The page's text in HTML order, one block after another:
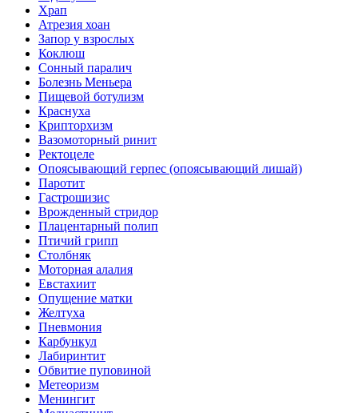
Храп
Атрезия хоан
Запор у взрослых
Коклюш
Сонный паралич
Болезнь Меньера
Пищевой ботулизм
Краснуха
Крипторхизм
Вазомоторный ринит
Ректоцеле
Опоясывающий герпес (опоясывающий лишай)
Паротит
Гастрошизис
Врожденный стридор
Плацентарный полип
Птичий грипп
Столбняк
Моторная алалия
Евстахиит
Опущение матки
Желтуха
Пневмония
Карбункул
Лабиринтит
Обвитие пуповиной
Метеоризм
Менингит